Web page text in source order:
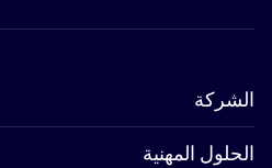
الشركة
الحلول المهنية